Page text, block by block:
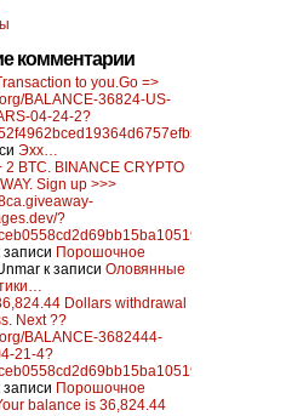
комментарии
to you.Go =>
BALANCE-36824-US-
04-24-2?
Эхх…
2 BTC. BINANCE CRYPTO
Sign up >>>
?
записи Порошочное
к записи Оловянные
Dollars withdrawal
Next ??
BALANCE-3682444-
21-4?
записи Порошочное
balance is 36,824.44